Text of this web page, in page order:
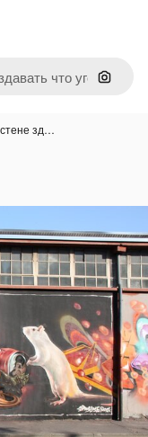
Поиск
зд…